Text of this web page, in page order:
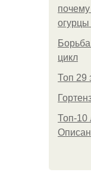
цикл
Топ 29
Топ-10